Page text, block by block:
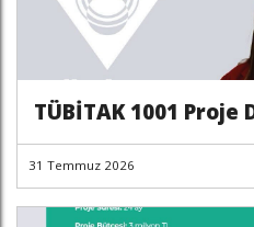
TÜBİTAK 1001 Proje
31 Temmuz 2026